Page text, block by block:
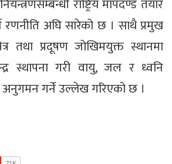
राष्ट्रिय मापदण्ड तयार
रणनीति अघि सारेको छ । साथै प्रमुख
तथा प्रदूषण जोखिमयुक्त स्थानमा
स्थापना गरी वायु, जल र ध्वनि
गर्ने उल्लेख गरिएको छ ।